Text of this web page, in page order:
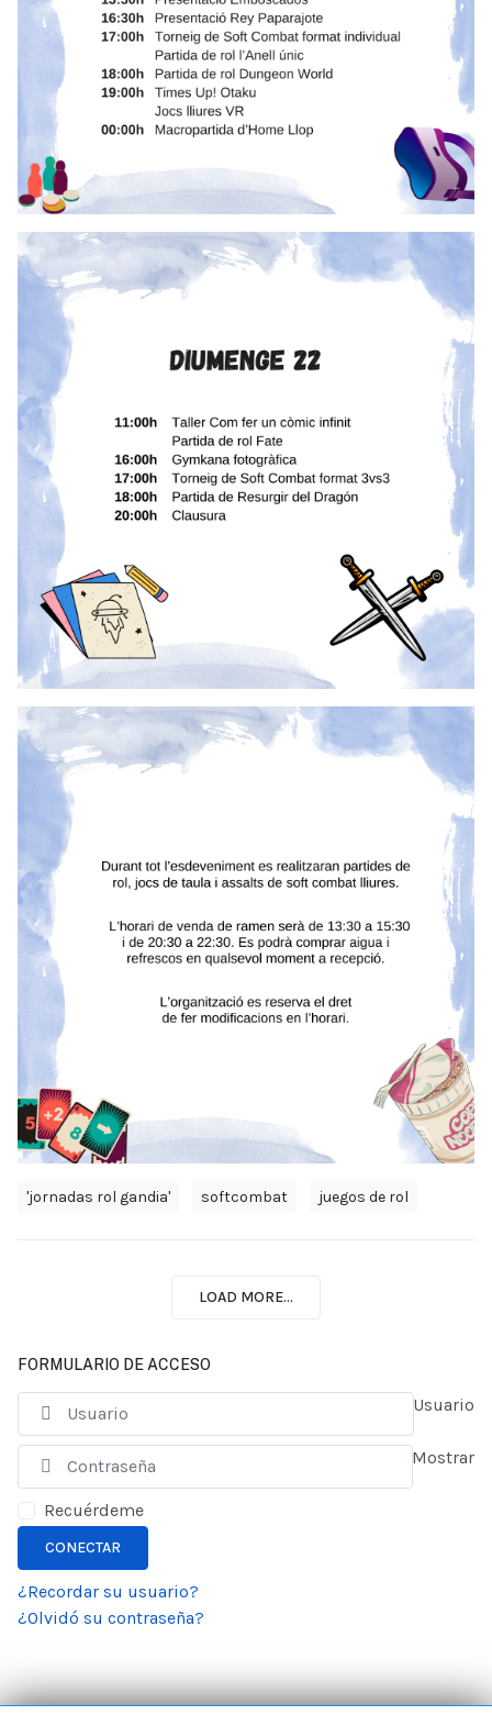
'jornadas rol gandia' softcombat juegos de rol
LOAD MORE...
FORMULARIO DE ACCESO
Usuario
Mostrar
Recuérdeme
CONECTAR
¿Recordar su usuario?
¿Olvidó su contraseña?